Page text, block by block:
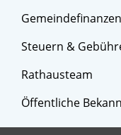
Gemeindefinanzen
Steuern &
Rathausteam
Öffentliche